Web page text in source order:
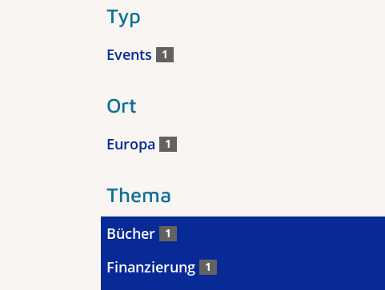
Typ
Events 1
Ort
Europa 1
Thema
Bücher 1
Finanzierung 1